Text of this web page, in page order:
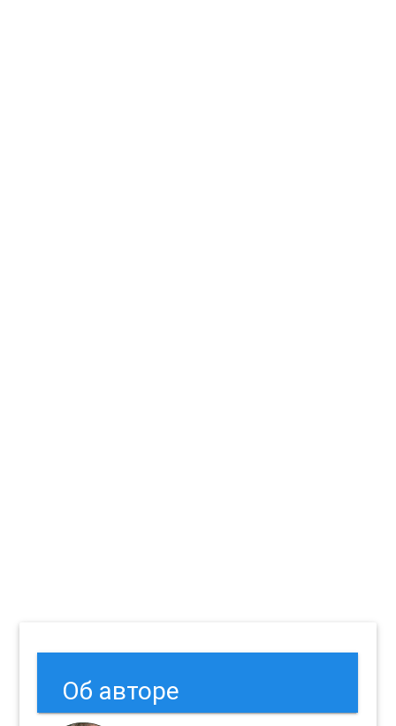
Об авторе